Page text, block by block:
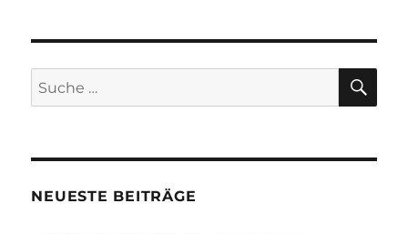
Suche
nach:
NEUESTE BEITRÄGE